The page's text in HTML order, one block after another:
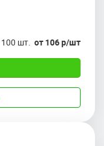
100 шт. от 106 р/шт